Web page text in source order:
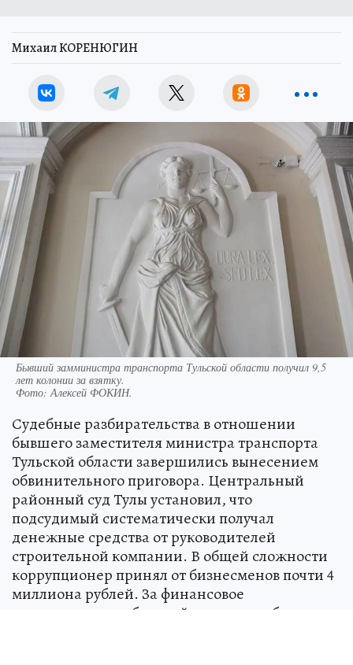
Михаил КОРЕНЮГИН
Бывший замминистра транспорта Тульской области получил 9,5
лет колонии за взятку.
Фото:Алексей ФОКИН.
Судебные разбирательства в отношении
бывшего заместителя министра транспорта
Тульской области завершились вынесением
обвинительного приговора. Центральный
районный суд Тулы установил, что
подсудимый систематически получал
денежные средства от руководителей
строительной компании. В общей сложности
коррупционер принял от бизнесменов почти 4
миллиона рублей. За финансовое
вознаграждение бывший чиновник обязался